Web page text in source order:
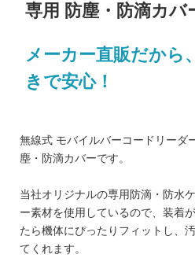
専用 防塵・防滴カバ
メーカー直販だから
きで安心！
無線式 モバイルバーコードリーダ
塵・防滴カバーです。
当社オリジナルの専用防滴・防水
ー素材を使用しているので、装着
たら機体にぴったりフィットし、
てくれます。